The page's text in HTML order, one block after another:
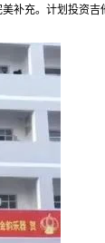
美补充。计划投资吉